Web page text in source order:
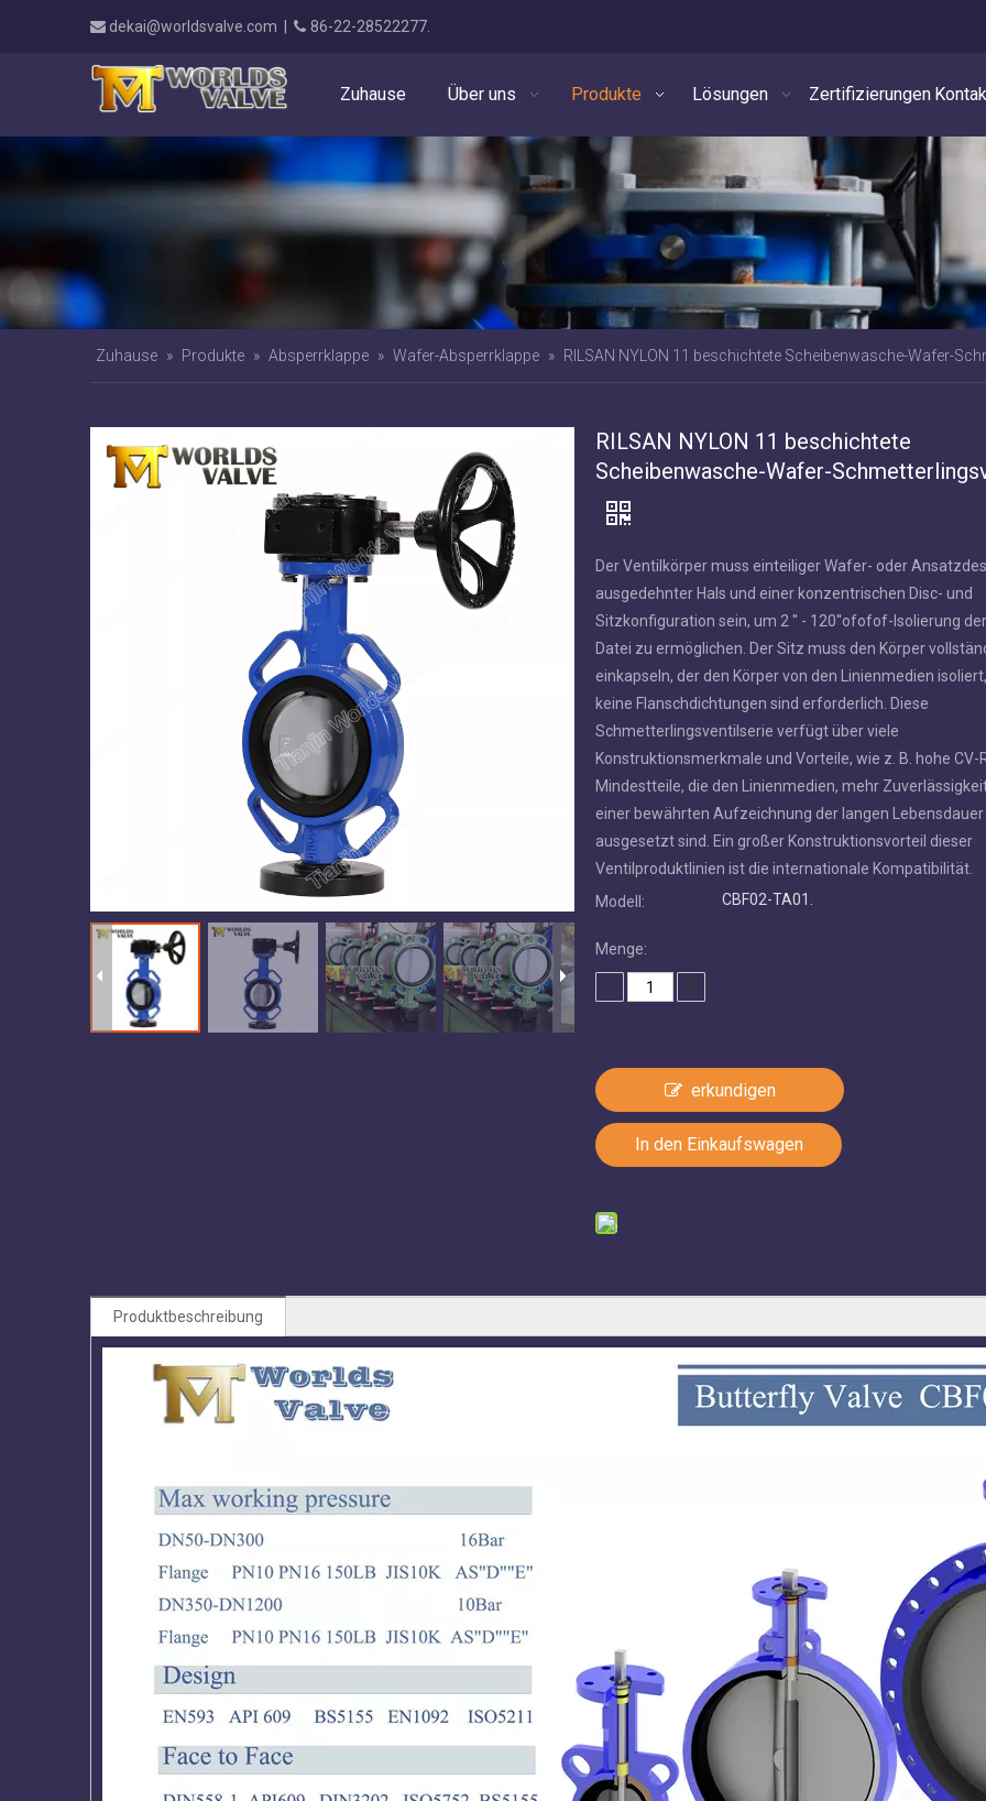
 dekai@worldsvalve.com  86-22-28522277.
Zuhause Über uns Produkte Lösungen Zertifizierungen
Zuhause » Produkte » Absperrklappe » Wafer-Absperrklappe » RILSAN NYLON 11 beschichtete Scheibenwasche-Wafer-
RILSAN NYLON 11 beschichtete
Scheibenwasche-Wafer-
Der Ventilkörper muss einteiliger Wafer- oder
ausgedehnter Hals und einer konzentrischen Disc- und
Sitzkonfiguration sein, um 2 '' - 120''ofofof-Isolierung
Datei zu ermöglichen. Der Sitz muss den Körper
einkapseln, der den Körper von den Linienmedien
keine Flanschdichtungen sind erforderlich. Diese
Schmetterlingsventilserie verfügt über viele
Konstruktionsmerkmale und Vorteile, wie z. B. hohe CV-
Mindestteile, die den Linienmedien, mehr
einer bewährten Aufzeichnung der langen Lebensdauer
ausgesetzt sind. Ein großer Konstruktionsvorteil dieser
Ventilproduktlinien ist die internationale Kompatibilität.
Modell:
CBF02-TA01.
Menge:
erkundigen
In den Einkaufswagen
Produktbeschreibung
EPDM / NBR / VITON / BUNA-
beschichtetes Scheibenventil mit
genutetem Ende
AWWA C504
Absperrklappe mit